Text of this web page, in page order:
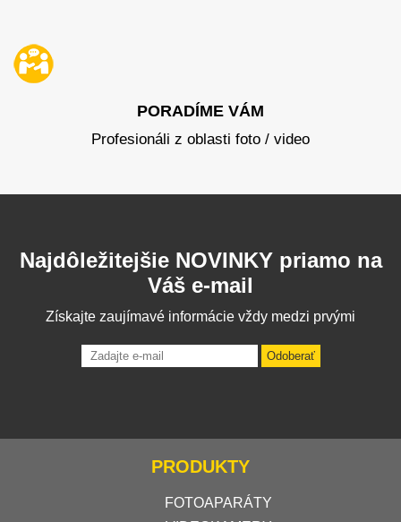
PORADÍME VÁM
Profesionáli z oblasti foto / video
Najdôležitejšie NOVINKY priamo na
Váš e-mail
Získajte zaujímavé informácie vždy medzi prvými
Odoberať
PRODUKTY
FOTOAPARÁTY